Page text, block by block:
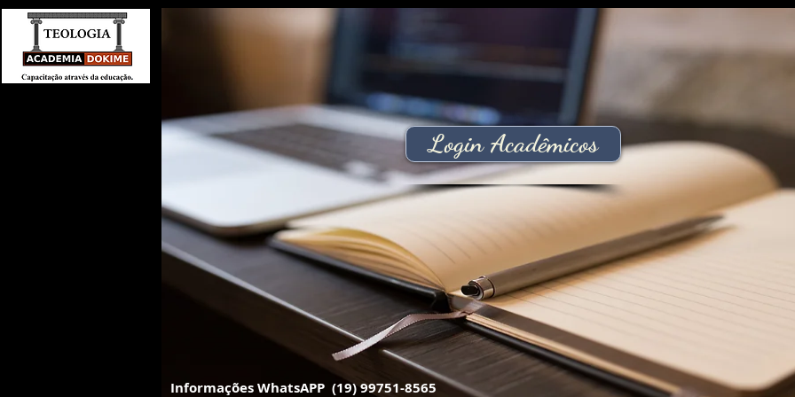
Home FOTOS LANÇAMENTO DO LIVRO
Informações WhatsAPP (19) 99751-8565
Login Acadêmicos